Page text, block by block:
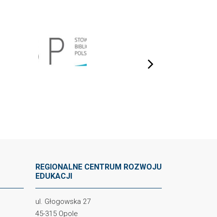
next
REGIONALNE CENTRUM ROZWOJU
EDUKACJI
ul. Głogowska 27
45-315 Opole